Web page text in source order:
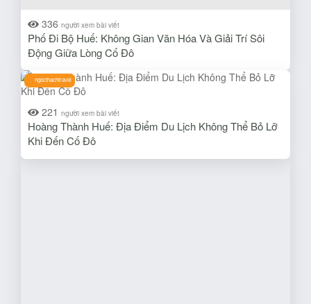
336 người xem bài viết
Phố Đi Bộ Huế: Không Gian Văn Hóa Và Giải Trí Sôi
Động Giữa Lòng Cố Đô
ngocthachtravel
221 người xem bài viết
Hoàng Thành Huế: Địa Điểm Du Lịch Không Thể Bỏ Lỡ
Khi Đến Cố Đô